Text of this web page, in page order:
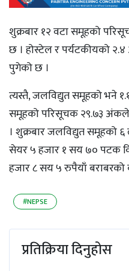
शुक्रबार १२ वटा समूहको
छ । होस्टेल र पर्यटकीयको
पुगेको छ ।
त्यस्तै, जलविद्युत समूहको भने
समूहको परिसूचक २९.७३ अंकले
। शुक्रबार जलविद्युत समूहको
सेयर ५ हजार १ सय ७० पटक
हजार ८ सय ५ रुपैयाँ बराबरको
#NEPSE
प्रतिक्रिया दिनुहोस